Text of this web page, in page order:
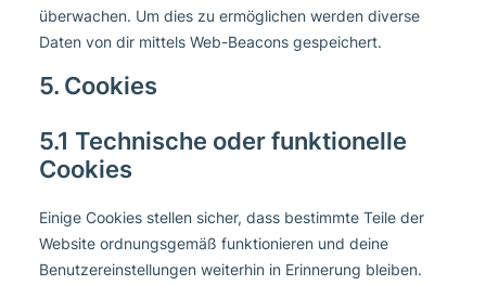
überwachen. Um dies zu ermöglichen werden diverse
Daten von dir mittels Web-Beacons gespeichert.
5. Cookies
5.1 Technische oder funktionelle
Cookies
Einige Cookies stellen sicher, dass bestimmte Teile der
Website ordnungsgemäß funktionieren und deine
Benutzereinstellungen weiterhin in Erinnerung bleiben.